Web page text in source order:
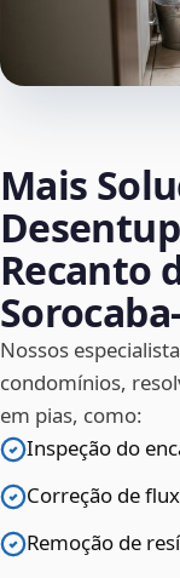
Mais
Recanto
Nossos
condomínios,
em pias, como:
Inspeção do
Correção de
Remoção de